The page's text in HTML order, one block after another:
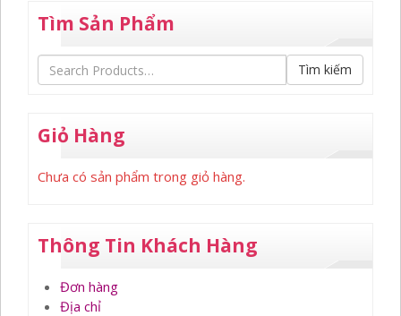
Tìm Sản Phẩm
Tìm kiếm
Giỏ Hàng
Chưa có sản phẩm trong giỏ hàng.
Thông Tin Khách Hàng
Đơn hàng
Địa chỉ